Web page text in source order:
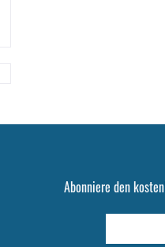
Abonniere den